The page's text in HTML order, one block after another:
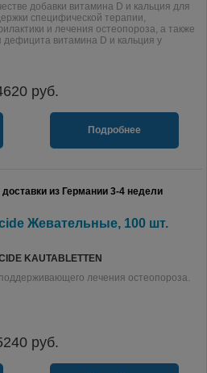
добавки витамина D и кальция для
специфической терапии,
и лечения остеопороза, а также
витамина D и кальция у
руб.
Подробнее
доставки из Германии 3-4 недели
Жевательные, 100 шт.
KAUTABLETTEN
лечения остеопороза.
руб.